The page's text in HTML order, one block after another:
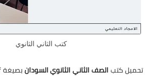
كتب الثاني الثانوي
تحميل كتبالصف الثاني الثانوي السودانبصيغة pdf. روابط تنزيل